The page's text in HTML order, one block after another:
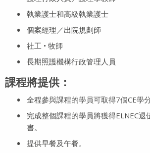
執業護士和高級執業護士
個案經理／出院規劃師
社工 • 牧師
長期照護機構行政管理人員
課程將提供：
全程參與課程的學員可取得7個CE學分
完成整個課程的學員將獲得ELNEC退
書。
提供早餐及午餐。